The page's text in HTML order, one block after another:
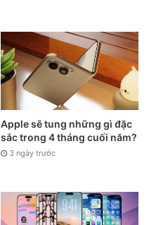
Apple sẽ tung những gì đặc
sắc trong 4 tháng cuối năm?
3 ngày trước